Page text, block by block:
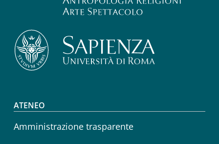
Footer menu
ATENEO
Amministrazione trasparente